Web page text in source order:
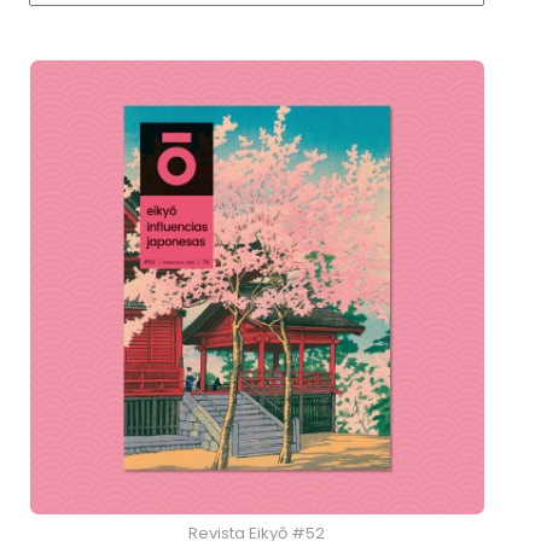
Revista Eikyō #52